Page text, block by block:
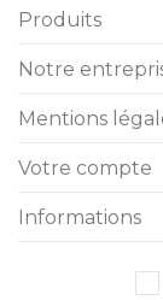
Produits
Notre
Mentions
Votre compte
Informations